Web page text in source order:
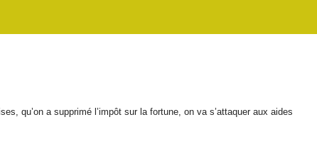
qu’on a supprimé l’impôt sur la fortune, on va s’attaquer aux aides